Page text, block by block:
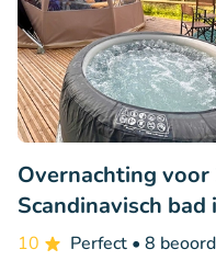
Overnachting
Scandinavisch
10 Perfect • 8